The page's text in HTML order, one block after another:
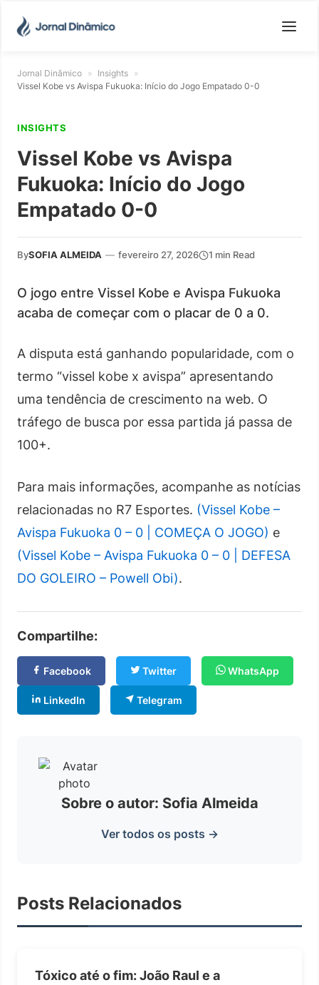
Jornal Dinâmico » Insights »
Vissel Kobe vs Avispa Fukuoka: Início do Jogo Empatado 0-0
INSIGHTS
Vissel Kobe vs Avispa
Fukuoka: Início do Jogo
Empatado 0-0
BySOFIA ALMEIDA — fevereiro 27, 2026 1 min Read
O jogo entre Vissel Kobe e Avispa Fukuoka
acaba de começar com o placar de 0 a 0.
A disputa está ganhando popularidade, com o
termo “vissel kobe x avispa” apresentando
uma tendência de crescimento na web. O
tráfego de busca por essa partida já passa de
100+.
Para mais informações, acompanhe as notícias
relacionadas no R7 Esportes. (Vissel Kobe –
Avispa Fukuoka 0 – 0 | COMEÇA O JOGO) e
(Vissel Kobe – Avispa Fukuoka 0 – 0 | DEFESA
DO GOLEIRO – Powell Obi).
Compartilhe:
Facebook Twitter WhatsApp
LinkedIn Telegram
Sobre o autor: Sofia Almeida
Ver todos os posts →
Posts Relacionados
Tóxico até o fim: João Raul e a